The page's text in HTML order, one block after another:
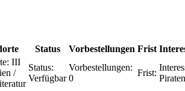
Status Vorbestellungen Frist
III
/
Status:
Verfügbar
Vorbestellungen:
0
Frist:
Piraten